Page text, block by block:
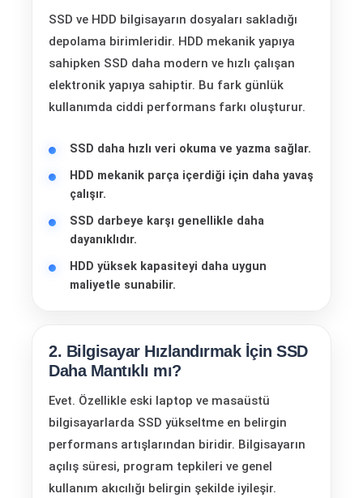
SSD ve HDD bilgisayarın dosyaları sakladığı
depolama birimleridir. HDD mekanik yapıya
sahipken SSD daha modern ve hızlı çalışan
elektronik yapıya sahiptir. Bu fark günlük
kullanımda ciddi performans farkı oluşturur.
SSD daha hızlı veri okuma ve yazma sağlar.
HDD mekanik parça içerdiği için daha yavaş
çalışır.
SSD darbeye karşı genellikle daha
dayanıklıdır.
HDD yüksek kapasiteyi daha uygun
maliyetle sunabilir.
2. Bilgisayar Hızlandırmak İçin SSD
Daha Mantıklı mı?
Evet. Özellikle eski laptop ve masaüstü
bilgisayarlarda SSD yükseltme en belirgin
performans artışlarından biridir. Bilgisayarın
açılış süresi, program tepkileri ve genel
kullanım akıcılığı belirgin şekilde iyileşir.